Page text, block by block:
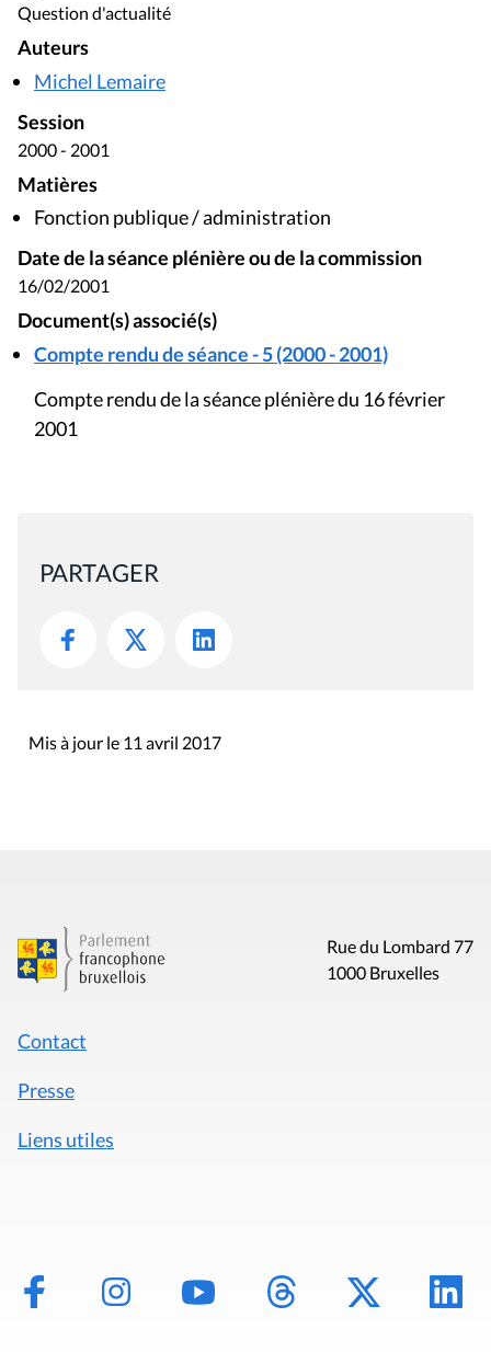
Question d'actualité
Auteurs
Michel Lemaire
Session
2000 - 2001
Matières
Fonction publique / administration
Date de la séance plénière ou de la commission
16/02/2001
Document(s) associé(s)
Compte rendu de séance - 5 (2000 - 2001)
Compte rendu de la séance plénière du 16 février
2001
PARTAGER
Mis à jour le 11 avril 2017
Rue du Lombard 77
1000 Bruxelles
Contact
Presse
Liens utiles